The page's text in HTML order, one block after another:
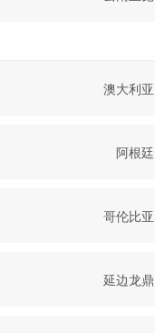
澳大利亚
阿根廷
哥伦比亚
延边龙鼎